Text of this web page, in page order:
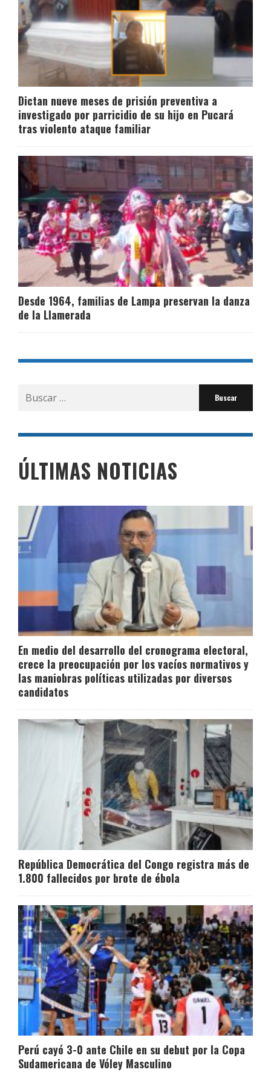
Dictan nueve meses de prisión preventiva a
investigado por parricidio de su hijo en Pucará
tras violento ataque familiar
Desde 1964, familias de Lampa preservan la danza
de la Llamerada
Buscar
por:
ÚLTIMAS NOTICIAS
En medio del desarrollo del cronograma electoral,
crece la preocupación por los vacíos normativos y
las maniobras políticas utilizadas por diversos
candidatos
República Democrática del Congo registra más de
1.800 fallecidos por brote de ébola
Perú cayó 3-0 ante Chile en su debut por la Copa
Sudamericana de Vóley Masculino